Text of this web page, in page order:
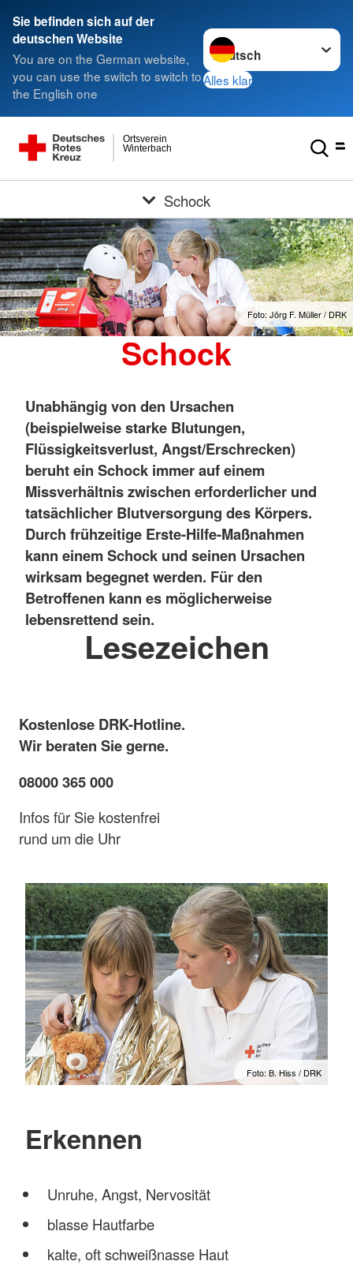
Sie befinden sich auf der
deutschen Website
You are on the German website,
you can use the switch to switch to
the English one
Sprache wechseln zu
Alles klar
Winterbach
Ortsverein
Schock
Foto: Jörg F. Müller / DRK
Schock
Unabhängig von den Ursachen
(beispielweise starke Blutungen,
Flüssigkeitsverlust, Angst/Erschrecken)
beruht ein Schock immer auf einem
Missverhältnis zwischen erforderlicher und
tatsächlicher Blutversorgung des Körpers.
Durch frühzeitige Erste-Hilfe-Maßnahmen
kann einem Schock und seinen Ursachen
wirksam begegnet werden. Für den
Betroffenen kann es möglicherweise
lebensrettend sein.
Lesezeichen
Kostenlose DRK-Hotline.
Wir beraten Sie gerne.
08000 365 000
Infos für Sie kostenfrei
rund um die Uhr
Foto: B. Hiss / DRK
Erkennen
Unruhe, Angst, Nervosität
blasse Hautfarbe
kalte, oft schweißnasse Haut